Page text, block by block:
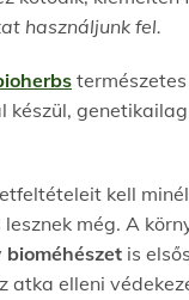
használjunk fel.
készül,
kell
még. A
bioméhészet is
elleni